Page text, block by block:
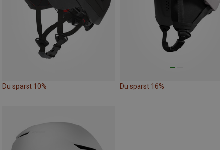
Du sparst 10% Du sparst 16%